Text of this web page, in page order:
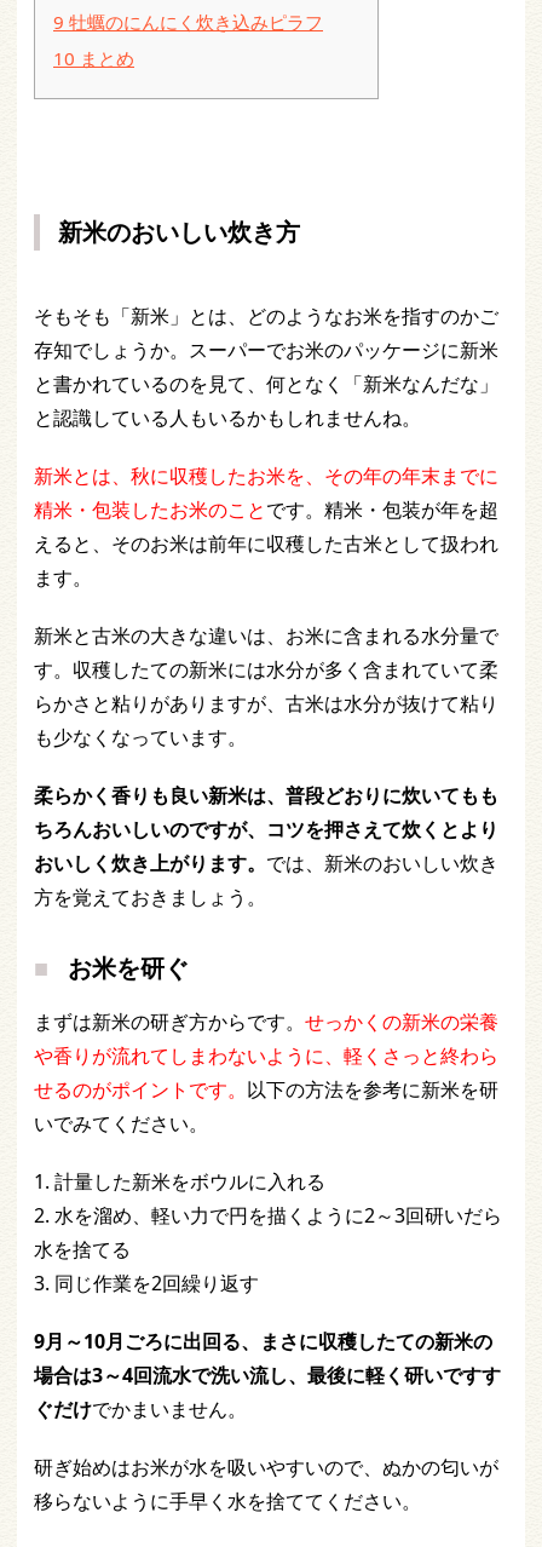
9 牡蠣のにんにく炊き込みピラフ
10 まとめ
新米のおいしい炊き方
そもそも「新米」とは、どのようなお米を指すのかご
存知でしょうか。スーパーでお米のパッケージに新米
と書かれているのを見て、何となく「新米なんだな」
と認識している人もいるかもしれませんね。
新米とは、秋に収穫したお米を、その年の年末までに
精米・包装したお米のことです。精米・包装が年を超
えると、そのお米は前年に収穫した古米として扱われ
ます。
新米と古米の大きな違いは、お米に含まれる水分量で
す。収穫したての新米には水分が多く含まれていて柔
らかさと粘りがありますが、古米は水分が抜けて粘り
も少なくなっています。
柔らかく香りも良い新米は、普段どおりに炊いてもも
ちろんおいしいのですが、コツを押さえて炊くとより
おいしく炊き上がります。 では、新米のおいしい炊き
方を覚えておきましょう。
お米を研ぐ
まずは新米の研ぎ方からです。 せっかくの新米の栄養
や香りが流れてしまわないように、軽くさっと終わら
せるのがポイントです。 以下の方法を参考に新米を研
いでみてください。
1. 計量した新米をボウルに入れる
2. 水を溜め、軽い力で円を描くように2～3回研いだら
水を捨てる
3. 同じ作業を2回繰り返す
9月～10月ごろに出回る、まさに収穫したての新米の
場合は3～4回流水で洗い流し、最後に軽く研いですす
ぐだけでかまいません。
研ぎ始めはお米が水を吸いやすいので、ぬかの匂いが
移らないように手早く水を捨ててください。